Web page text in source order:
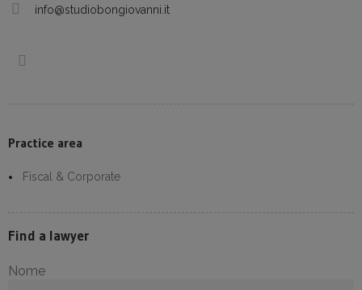
info@studiobongiovanni.it
Practice area
Fiscal & Corporate
Find a lawyer
Nome